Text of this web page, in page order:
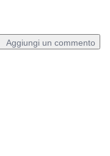
Aggiungi un commento